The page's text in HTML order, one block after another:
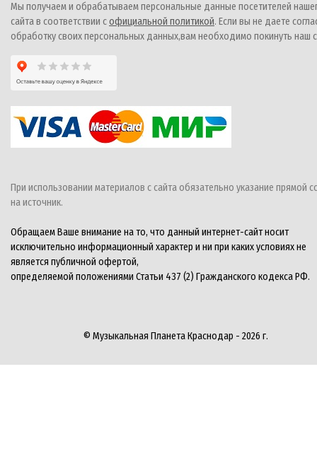
Мы получаем и обрабатываем персональные данные посетителей
сайта в соответствии софициальной политикой. Если вы не даете
обработку своих персональных данных,вам необходимо покинуть наш
При использовании материалов с сайта обязательно указание прямой
на источник.
Обращаем Ваше внимание на то, что данный интернет-сайт носит
исключительно информационный характер и ни при каких условиях не
является публичной офертой,
определяемой положениями Статьи 437 (2) Гражданского кодекса РФ.
© Музыкальная Планета Краснодар - 2026 г.